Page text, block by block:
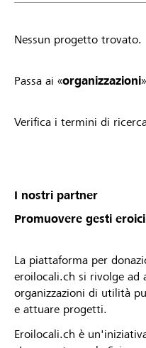
Nessun progetto trovato.
Passa ai «organizzazioni
Verifica i termini di
I nostri partner
Promuovere gesti
La piattaforma per
eroilocali.ch si rivolge ad
organizzazioni di utilità
e attuare progetti.
Eroilocali.ch è